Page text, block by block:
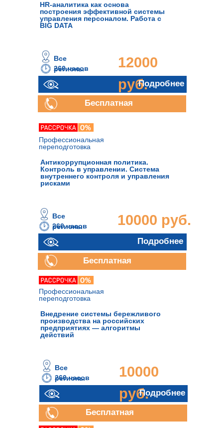
Внедрение системы бережливого
производства на российских
предприятиях — алгоритмы
действий
260 часов
10000
руб.
Все
регионы
Профессиональная
переподготовка
Подробнее
Бесплатная
консультация
Антикоррупционная политика.
Контроль в управлении. Система
внутреннего контроля и управления
рисками
260 часов
HR-аналитика как основа
построения эффективной системы
управления персоналом. Работа с
BIG DATA
10000 руб.
Подробнее
Бесплатная
консультация
Все
регионы
Профессиональная
переподготовка
260 часов
12000
руб.
Все
регионы
Подробнее
Бесплатная
Подробнее